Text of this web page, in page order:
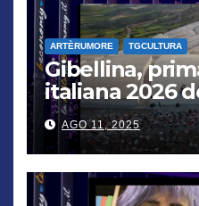
ARTÈRUMORE TGCULTURA
Gibellina,
italiana 2026
AGO 11, 2025